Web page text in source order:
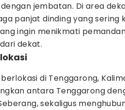
jembatan. Di area
panjat dinding yang sering
ingin menikmati
dekat.
di Tenggarong,
antara Tenggarong
sekaligus